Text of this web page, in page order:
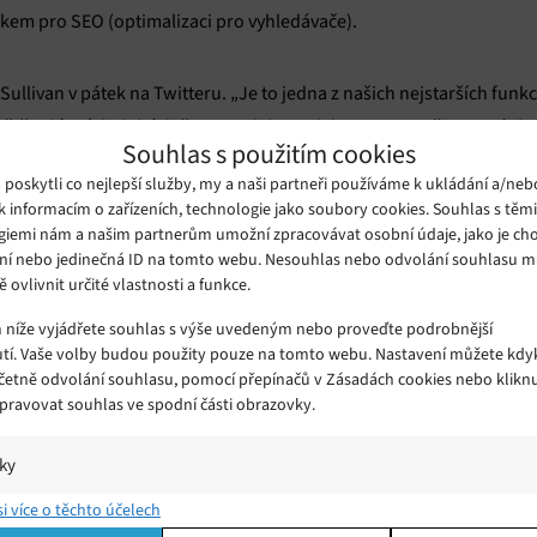
Souhlas s použitím cookies
poskytli co nejlepší služby, my a naši partneři používáme k ukládání a/
informacím o zařízeních, technologie jako soubory cookies. Souhlas s
nám a našim partnerům umožní zpracovávat osobní údaje, jako je
nebo jedinečná ID na tomto webu. Nesouhlas nebo odvolání souhlasu
ovlivnit určité vlastnosti a funkce.
vyjádřete souhlas s výše uvedeným nebo proveďte podrobnější
Vaše volby budou použity pouze na tomto webu. Nastavení můžete
odvolání souhlasu, pomocí přepínačů v Zásadách cookies nebo
souhlas ve spodní části obrazovky.
a/nebo přístup k informacím v zařízení, Porozumění publiku
kombinací údajů z různých zdrojů.
více o těchto účelech
pro SEO (optimalizaci pro vyhledávače).
v pátek na Twitteru. „Je to jedna z našich nejstarších
v dávných dobách často nedalo spolehnout na to, že se
že ji odstraníme.“
nepomáhala jen při načítání webu, aleSEO pracovníci ji
a výzkumníci kontrolovali mezipaměť, aby mělipřehled o
mezipaměť je způsob, jak
(např.
míry nahradit, by mohlo býtpartnerství se společností Internet
jako veřejnou službu. Nicméně tato služba se snaží být